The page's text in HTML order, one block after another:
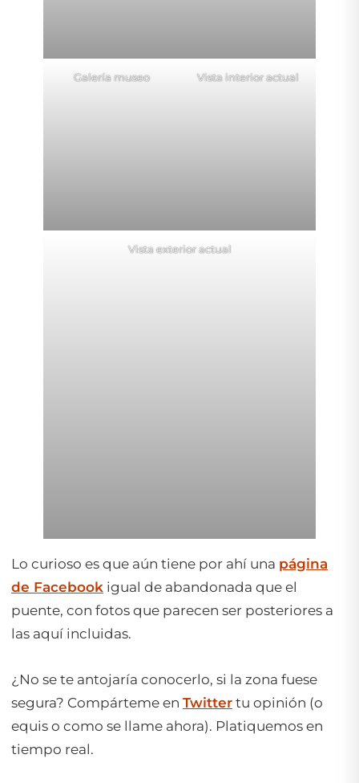
Galería museo Vista interior actual
Vista exterior actual
Lo curioso es que aún tiene por ahí una página
de Facebook igual de abandonada que el
puente, con fotos que parecen ser posteriores a
las aquí incluidas.
¿No se te antojaría conocerlo, si la zona fuese
segura? Compárteme en Twitter tu opinión (o
equis o como se llame ahora). Platiquemos en
tiempo real.